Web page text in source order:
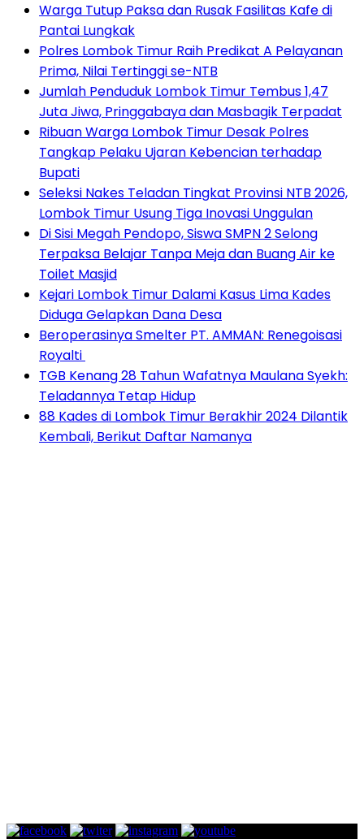
Warga Tutup Paksa dan Rusak Fasilitas Kafe di
Pantai Lungkak
Polres Lombok Timur Raih Predikat A Pelayanan
Prima, Nilai Tertinggi se-NTB
Jumlah Penduduk Lombok Timur Tembus 1,47
Juta Jiwa, Pringgabaya dan Masbagik Terpadat
Ribuan Warga Lombok Timur Desak Polres
Tangkap Pelaku Ujaran Kebencian terhadap
Bupati
Seleksi Nakes Teladan Tingkat Provinsi NTB 2026,
Lombok Timur Usung Tiga Inovasi Unggulan
Di Sisi Megah Pendopo, Siswa SMPN 2 Selong
Terpaksa Belajar Tanpa Meja dan Buang Air ke
Toilet Masjid
Kejari Lombok Timur Dalami Kasus Lima Kades
Diduga Gelapkan Dana Desa
Beroperasinya Smelter PT. AMMAN: Renegoisasi
Royalti
TGB Kenang 28 Tahun Wafatnya Maulana Syekh:
Teladannya Tetap Hidup
88 Kades di Lombok Timur Berakhir 2024 Dilantik
Kembali, Berikut Daftar Namanya